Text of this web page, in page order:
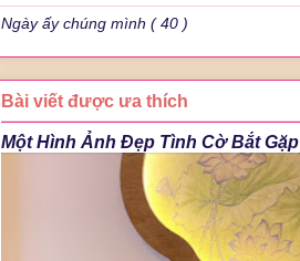
Ngày ấy chúng mình ( 40 )
Bài viết được ưa thích
Một Hình Ảnh Đẹp Tình Cờ Bắt Gặp